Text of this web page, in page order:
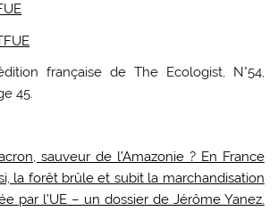
française de The Ecologist, N°54,
45.
sauveur de l’Amazonie ? En France
la forêt brûle et subit la marchandisation
par l’UE – un dossier de Jérôme Yanez.